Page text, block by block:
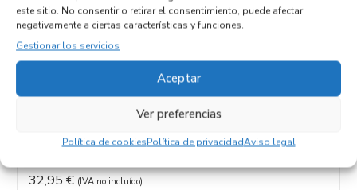
este sitio. No consentir o retirar el consentimiento, puede afectar
negativamente a ciertas características y funciones.
Gestionar los servicios
Aceptar
Ver preferencias
Política de cookiesPolítica de privacidadAviso legal
Productos relacionados
CENTRALITA AIRBAG 8625008140
Referencia ID: 111795
32,95€ (IVA no incluído)